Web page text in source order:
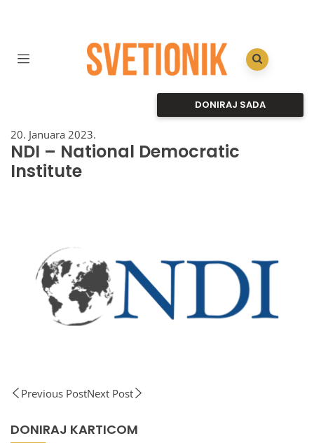
DONIRAJ SADA
20. Januara 2023.
NDI – National Democratic
Institute
Previous PostNext Post
DONIRAJ KARTICOM